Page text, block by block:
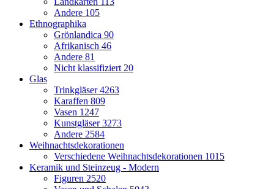
Andere 105
Ethnographika
Grönlandica 90
Afrikanisch 46
Andere 81
Nicht klassifiziert 20
Glas
Trinkgläser4263
Karaffen 809
Vasen 1247
Kunstgläser3273
Andere 2584
Weihnachtsdekorationen
Verschiedene Weihnachtsdekorationen 1015
Keramik und Steinzeug - Modern
Figuren 2520